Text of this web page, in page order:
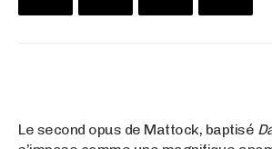
Le second opus de Mattock, baptisé